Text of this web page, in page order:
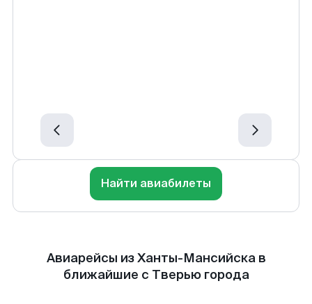
Найти авиабилеты
Авиарейсы из Ханты-Мансийска в
ближайшие с Тверью города